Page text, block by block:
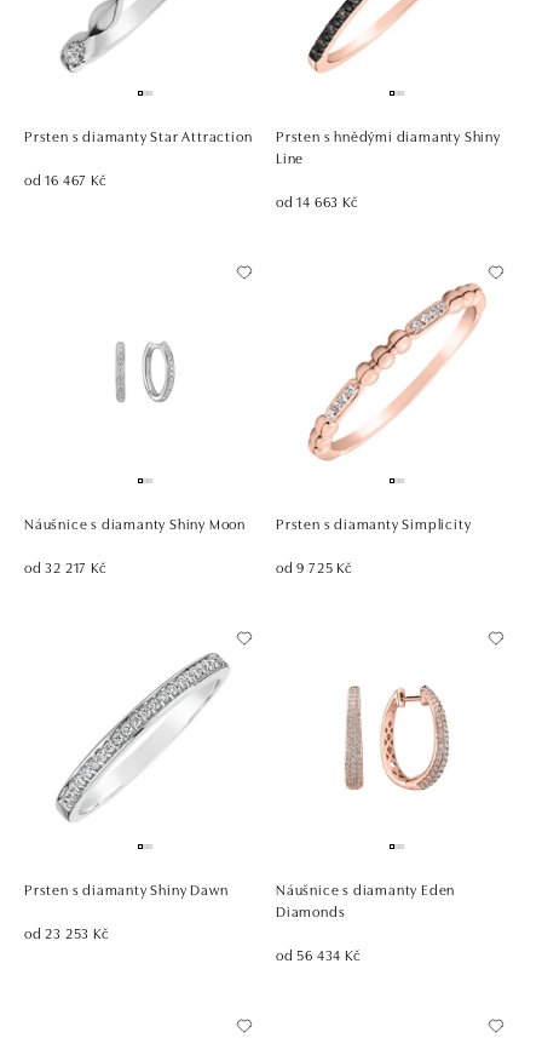
Prsten s diamanty Star Attraction
od 16 467 Kč
Prsten s hnědými diamanty Shiny
Line
od 14 663 Kč
Náušnice s diamanty Shiny Moon
od 32 217 Kč
Prsten s diamanty Simplicity
od 9 725 Kč
Prsten s diamanty Shiny Dawn
od 23 253 Kč
Náušnice s diamanty Eden
Diamonds
od 56 434 Kč